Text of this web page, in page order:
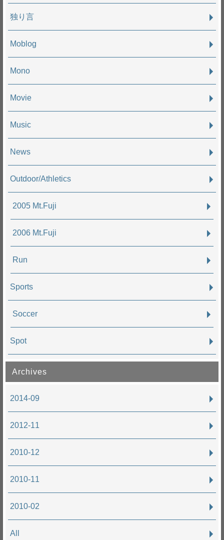
独り言
Moblog
Mono
Movie
Music
News
Outdoor/Athletics
2005 Mt.Fuji
2006 Mt.Fuji
Run
Sports
Soccer
Spot
Archives
2014-09
2012-11
2010-12
2010-11
2010-02
All